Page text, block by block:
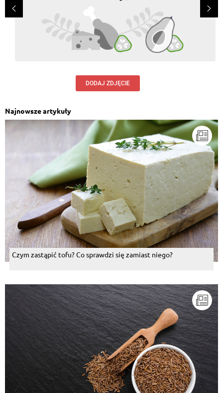
DODAJ ZDJĘCIE
Najnowsze artykuły
Czym zastąpić tofu? Co sprawdzi się zamiast niego?